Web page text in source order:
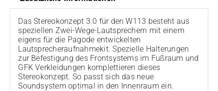
Das Stereokonzept 3.0 für den W113 besteht aus
speziellen Zwei-Wege-Lautsprechern mit einem
eigens für die Pagode entwickelten
Lautsprecheraufnahmekit. Spezielle Halterungen
zur Befestigung des Frontsystems im Fußraum und
GFK Verkleidungen komplettieren dieses
Stereokonzept. So passt sich das neue
Soundsystem optimal in den Innenraum ein.